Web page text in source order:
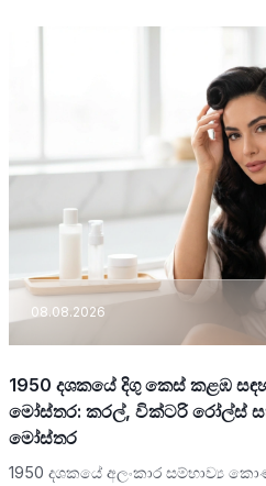
08.08.2026
1950 දශකයේ දිගු කෙස් කළඹ
මෝස්තර: කරල්, වික්ටරි රෝල්ස්
මෝස්තර
1950 දශකයේ අලංකාර සම්භාව්‍ය